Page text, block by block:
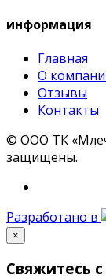
информация
Главная
О
Отзывы
Контакты
© ООО ТК
защищены.
Разработано в
×
Свяжитесь